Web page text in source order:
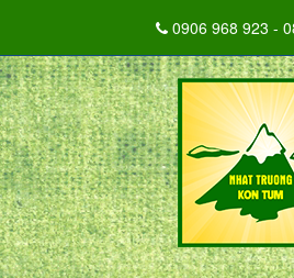
0906 968 923 -